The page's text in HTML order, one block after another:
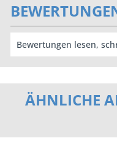
Bewertungen lesen,
ÄHNLICHE